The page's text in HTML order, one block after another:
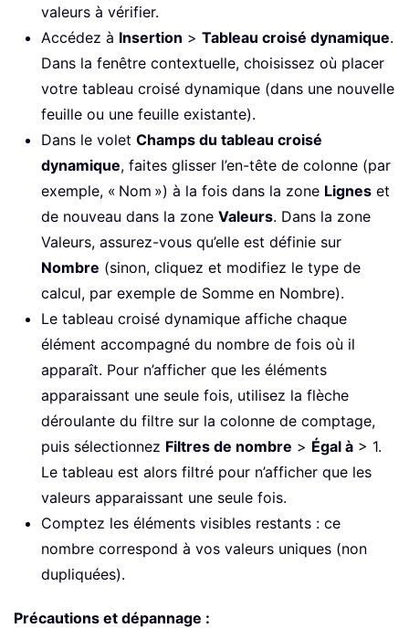
valeurs à vérifier.
Accédez à Insertion > Tableau croisé dynamique.
Dans la fenêtre contextuelle, choisissez où placer
votre tableau croisé dynamique (dans une nouvelle
feuille ou une feuille existante).
Dans le volet Champs du tableau croisé
dynamique, faites glisser l’en-tête de colonne (par
exemple, « Nom ») à la fois dans la zone Lignes et
de nouveau dans la zone Valeurs. Dans la zone
Valeurs, assurez-vous qu’elle est définie sur
Nombre (sinon, cliquez et modifiez le type de
calcul, par exemple de Somme en Nombre).
Le tableau croisé dynamique affiche chaque
élément accompagné du nombre de fois où il
apparaît. Pour n’afficher que les éléments
apparaissant une seule fois, utilisez la flèche
déroulante du filtre sur la colonne de comptage,
puis sélectionnez Filtres de nombre > Égal à > 1.
Le tableau est alors filtré pour n’afficher que les
valeurs apparaissant une seule fois.
Comptez les éléments visibles restants : ce
nombre correspond à vos valeurs uniques (non
dupliquées).
Précautions et dépannage :